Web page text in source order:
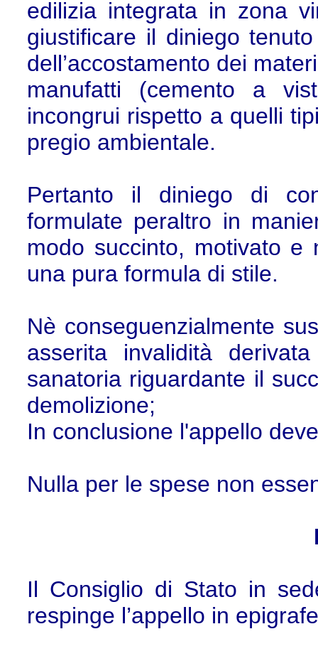
edilizia integrata in zona
giustificare il diniego
dell’accostamento dei
manufatti (cemento a
incongrui rispetto a quelli
pregio ambientale.
Pertanto il diniego di
formulate peraltro in
modo succinto, motivato e
una pura formula di stile.
Nè conseguenzialmente
asserita invalidità
sanatoria riguardante il
demolizione;
In conclusione l'appello
Nulla per le spese non
Il Consiglio di Stato in
respinge l’appello in